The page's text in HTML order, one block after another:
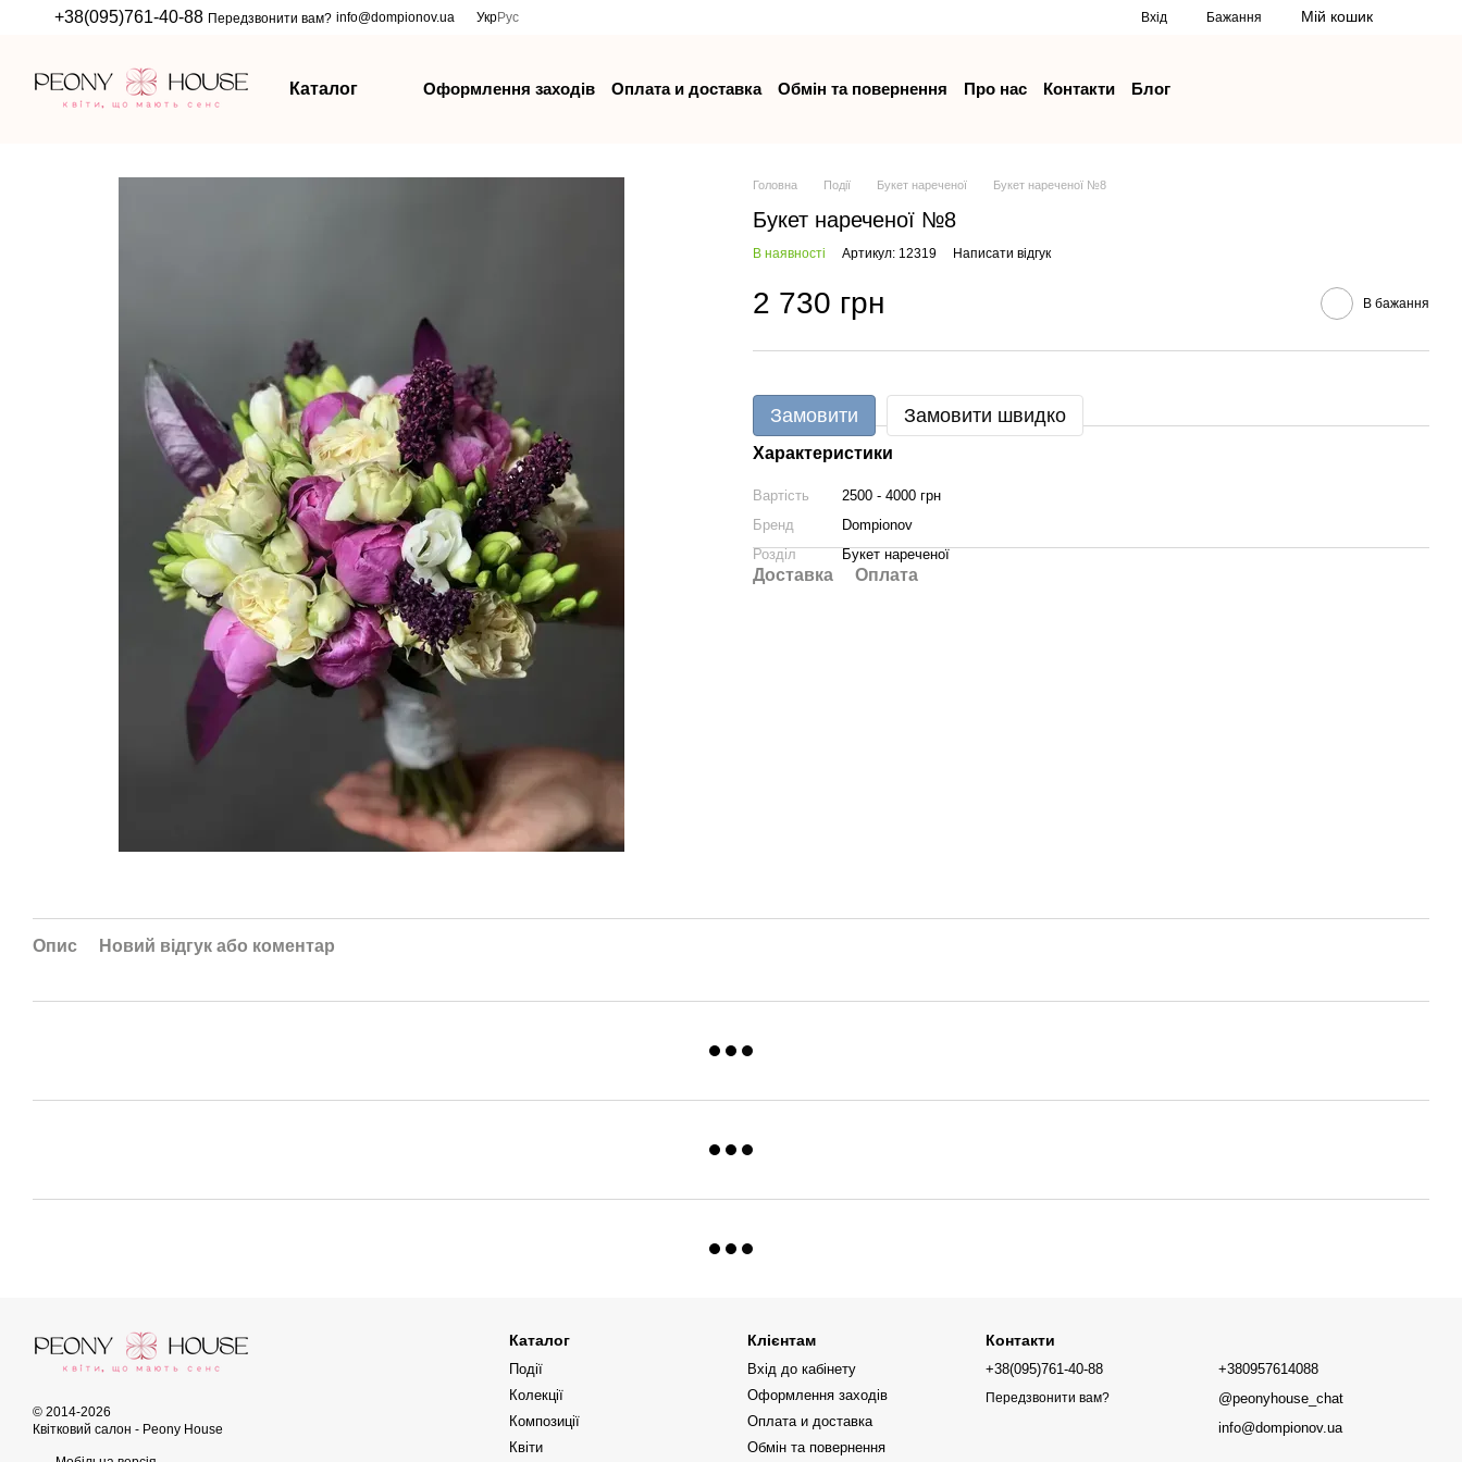
Перейти до основного контенту
+38(095)761-40-88 Передзвонити вам? info@dompionov.ua УкрРус Вхід Бажання Мій кошик
Каталог Оформлення заходів Оплата и доставка Обмін та повернення Про нас Контакти Блог
Головна Події Букет нареченої Букет нареченої №8
Букет нареченої №8
В наявності Артикул: 12319 Написати відгук
2 730 грн В бажання
Замовити Замовити швидко
Характеристики
Вартість
2500 - 4000 грн
Бренд
Dompionov
Розділ
Букет нареченої
Доставка Оплата
Опис Новий відгук або коментар
© 2014-2026
Квітковий салон - Peony House
Каталог
Події
Колекції
Композиції
Квіти
Клієнтам
Вхід до кабінету
Оформлення заходів
Оплата и доставка
Обмін та повернення
Контакти
+38(095)761-40-88
Передзвонити вам?
+380957614088
@peonyhouse_chat
info@dompionov.ua